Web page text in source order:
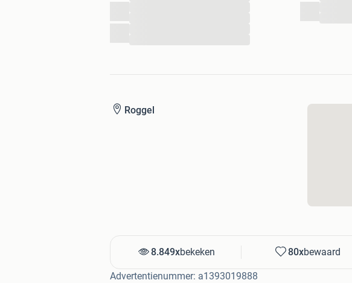
Roggel
8.849xbekeken 80xbewaard
Advertentienummer: a1393019888